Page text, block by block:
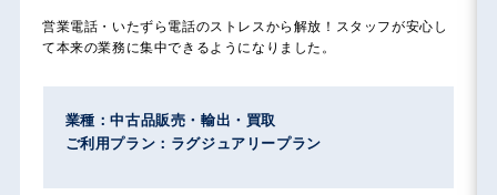
営業電話・いたずら電話のストレスから解放！スタッフが安心し
て本来の業務に集中できるようになりました。
業種：中古品販売・輸出・買取
ご利用プラン：ラグジュアリープラン